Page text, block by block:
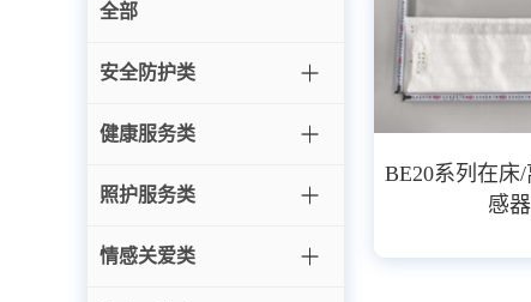
全部
安全防护类
健康服务类
照护服务类
情感关爱类
BE20系列在床
感器